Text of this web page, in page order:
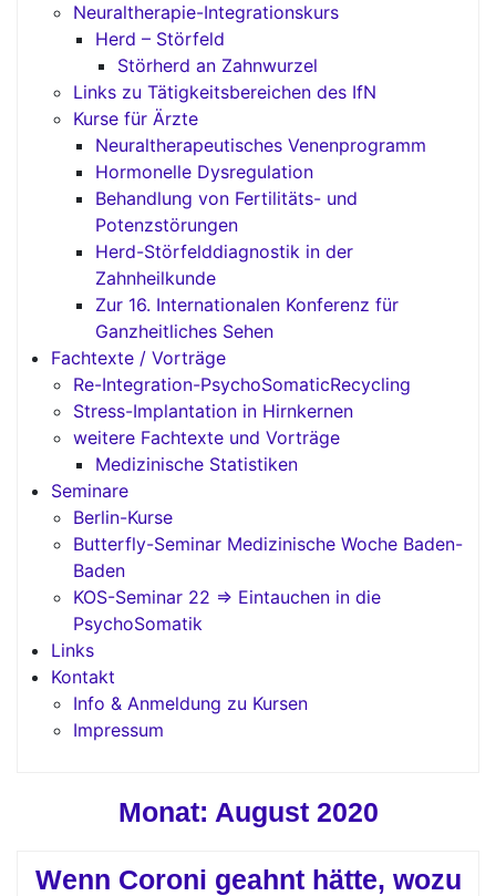
Neuraltherapie-Integrationskurs
Herd – Störfeld
Störherd an Zahnwurzel
Links zu Tätigkeitsbereichen des IfN
Kurse für Ärzte
Neuraltherapeutisches Venenprogramm
Hormonelle Dysregulation
Behandlung von Fertilitäts- und
Potenzstörungen
Herd-Störfelddiagnostik in der
Zahnheilkunde
Zur 16. Internationalen Konferenz für
Ganzheitliches Sehen
Fachtexte / Vorträge
Re-Integration-PsychoSomaticRecycling
Stress-Implantation in Hirnkernen
weitere Fachtexte und Vorträge
Medizinische Statistiken
Seminare
Berlin-Kurse
Butterfly-Seminar Medizinische Woche Baden-
Baden
KOS-Seminar 22 => Eintauchen in die
PsychoSomatik
Links
Kontakt
Info & Anmeldung zu Kursen
Impressum
Monat: August 2020
Wenn Coroni geahnt hätte, wozu